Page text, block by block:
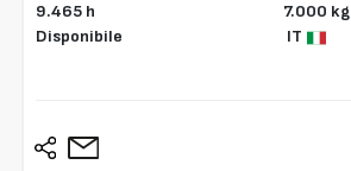
9.465 h
Disponibile
7.000 kg
IT